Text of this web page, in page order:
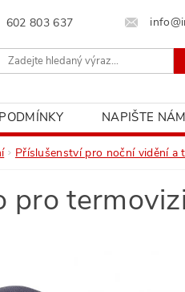
602 803 637
NAPIŠTE NÁM
Příslušenství pro noční vidění a
pro